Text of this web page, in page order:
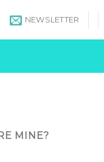
NEWSLETTER
MINE?